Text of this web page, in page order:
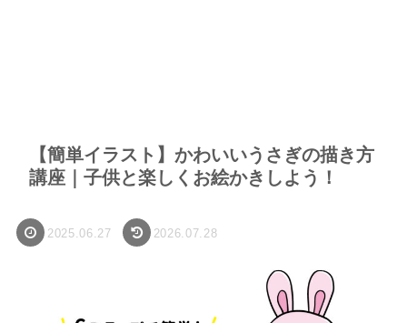
【簡単イラスト】かわいいうさぎの描き方
講座｜子供と楽しくお絵かきしよう！
2025.06.27 2026.07.28